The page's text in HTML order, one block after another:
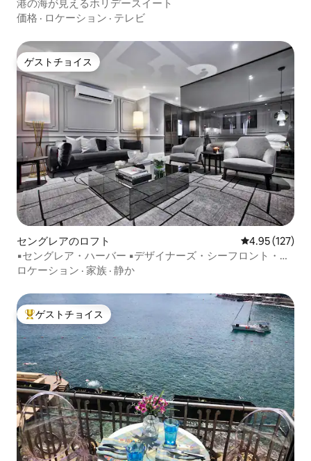
港の海が見えるホリデースイート
価格 · ロケーション · テレビ
ゲストチョイス
ゲストチョイス
セングレアのロフト レビュー127
4.95 (127)
▪️セングレア・ハーバー ▪️デザイナーズ・シーフロント・ロ
フト
ロケーション · 家族 · 静か
大好評のゲストチョイスです。
ゲストチョイス